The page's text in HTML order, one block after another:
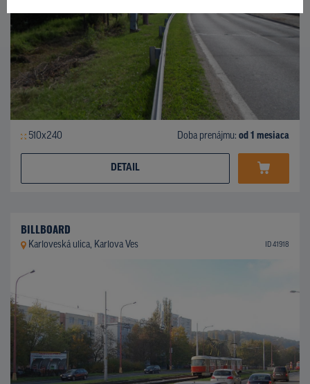
510x240 Doba prenájmu: od 1 mesiaca
DETAIL
BILLBOARD
Karloveská ulica, Karlova Ves ID 41918